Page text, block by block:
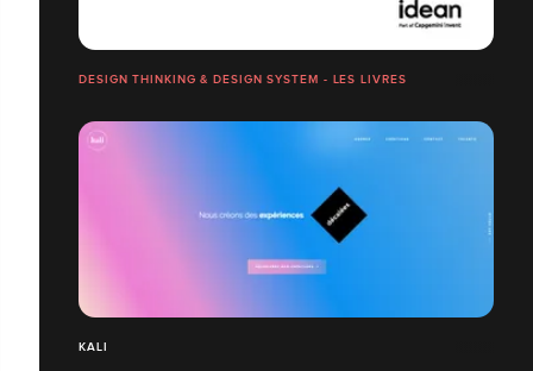
DESIGN THINKING & DESIGN SYSTEM - LES LIVRES
KALI